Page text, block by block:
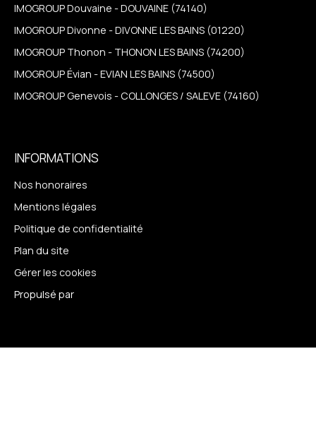
IMOGROUP Douvaine - DOUVAINE (74140)
IMOGROUP Divonne - DIVONNE LES BAINS (01220)
IMOGROUP Thonon - THONON LES BAINS (74200)
IMOGROUP Évian - EVIAN LES BAINS (74500)
IMOGROUP Genevois - COLLONGES / SALEVE (74160)
INFORMATIONS
Nos honoraires
Mentions légales
Politique de confidentialité
Plan du site
Gérer les cookies
Propulsé par